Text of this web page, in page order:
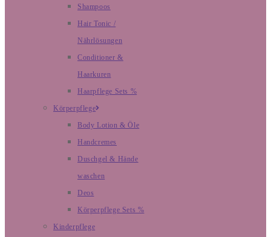
Shampoos
Hair Tonic /
Nährlösungen
Conditioner &
Haarkuren
Haarpflege Sets %
Körperpflege
Body Lotion & Öle
Handcremes
Duschgel & Hände
waschen
Deos
Körperpflege Sets %
Kinderpflege